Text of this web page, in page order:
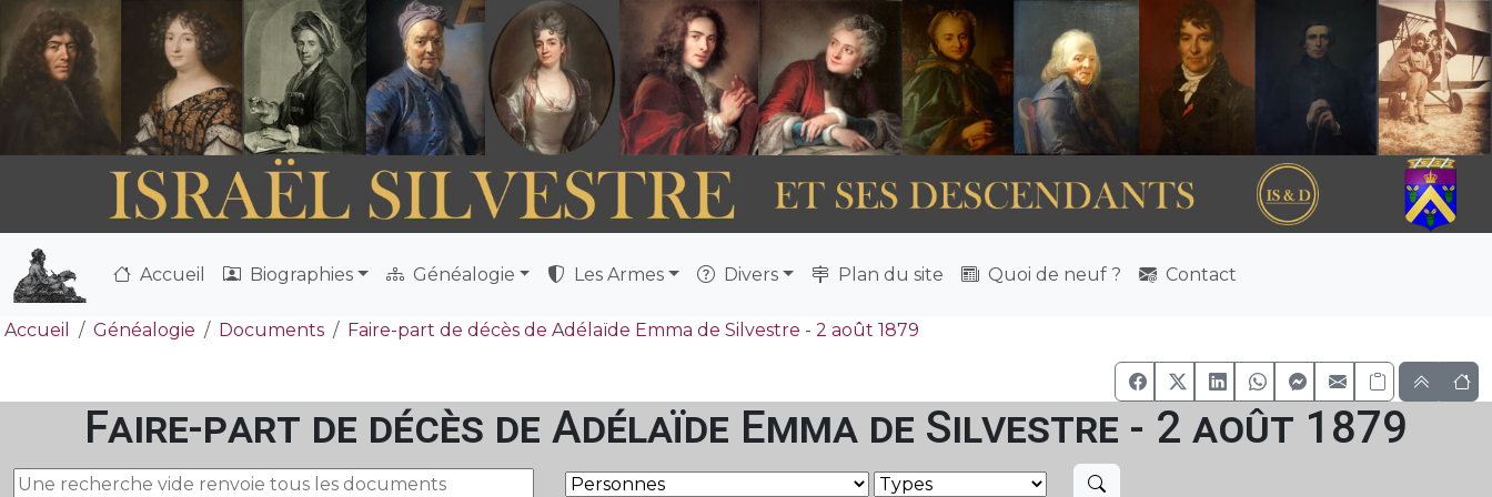
Accueil Biographies Généalogie Les Armes Divers Plan du site Quoi de neuf ? Contact
Accueil Généalogie Documents Faire-part de décès de Adélaïde Emma de Silvestre - 2 août 1879
Faire-part de décès de Adélaïde Emma de Silvestre - 2 août 1879